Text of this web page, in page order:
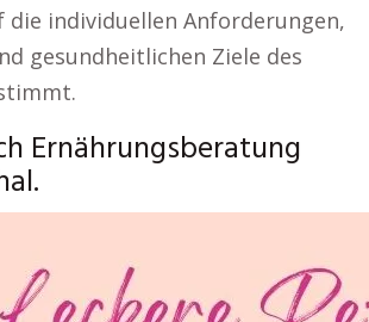
die individuellen Anforderungen,
gesundheitlichen Ziele des
Ernährungsberatung